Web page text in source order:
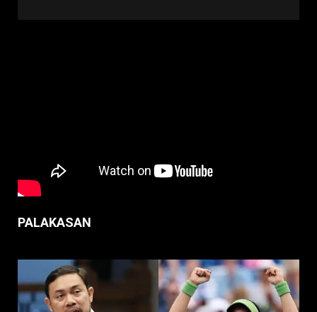
PALAKASAN